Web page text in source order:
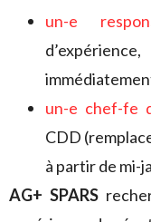
un-e
un-e chef-fe
CDD
à partir de mi-
AG+ SPARS